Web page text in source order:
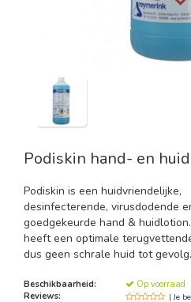
Podiskin hand- en
Podiskin is een huidvriendelijke,
desinfecterende, virusdodende
goedgekeurde hand &
heeft een optimale
dus geen schrale huid tot gevolg.
Beschikbaarheid:
Op voorraad
Reviews:
| Je